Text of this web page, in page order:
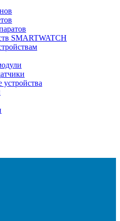
SMARTWATCH